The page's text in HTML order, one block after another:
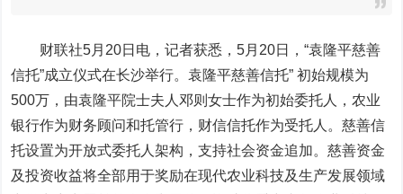
财联社5月20日电，记者获悉，5月20日，“袁隆平慈善
信托”成立仪式在长沙举行。袁隆平慈善信托” 初始规模为
500万，由袁隆平院士夫人邓则女士作为初始委托人，农业
银行作为财务顾问和托管行，财信信托作为受托人。慈善信
托设置为开放式委托人架构，支持社会资金追加。慈善资金
及投资收益将全部用于奖励在现代农业科技及生产发展领域